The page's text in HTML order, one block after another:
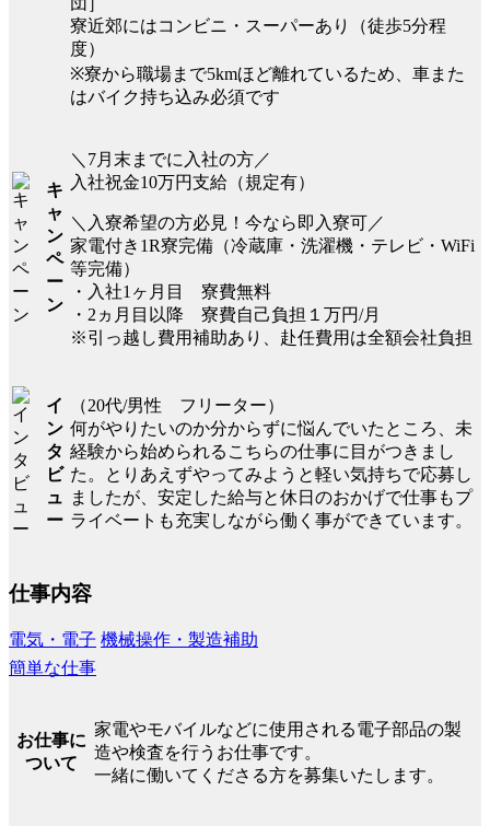
寮近郊にはコンビニ・スーパーあり（徒歩5分程
度）
※寮から職場まで5kmほど離れているため、車また
はバイク持ち込み必須です
キ
ャ
ン
ペ
ー
ン
＼7月末までに入社の方／
入社祝金10万円支給（規定有）
＼入寮希望の方必見！今なら即入寮可／
家電付き1R寮完備（冷蔵庫・洗濯機・テレビ・WiFi
等完備）
・入社1ヶ月目 寮費無料
・2ヵ月目以降 寮費自己負担１万円/月
※引っ越し費用補助あり、赴任費用は全額会社負担
イ
ン
タ
ビ
ュ
ー
（20代/男性 フリーター）
何がやりたいのか分からずに悩んでいたところ、未
経験から始められるこちらの仕事に目がつきまし
た。とりあえずやってみようと軽い気持ちで応募し
ましたが、安定した給与と休日のおかげで仕事もプ
ライベートも充実しながら働く事ができています。
仕事内容
電気・電子 機械操作・製造補助
簡単な仕事
お仕事に
ついて
家電やモバイルなどに使用される電子部品の製
造や検査を行うお仕事です。
一緒に働いてくださる方を募集いたします。